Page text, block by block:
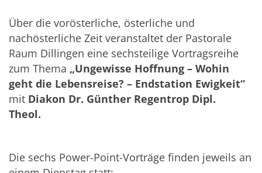
Über die vorösterliche, österliche und
nachösterliche Zeit veranstaltet der Pastorale
Raum Dillingen eine sechsteilige Vortragsreihe
zum Thema „Ungewisse Hoffnung – Wohin
geht die Lebensreise? – Endstation Ewigkeit“
mit Diakon Dr. Günther Regentrop Dipl.
Theol.
Die sechs Power-Point-Vorträge finden jeweils an